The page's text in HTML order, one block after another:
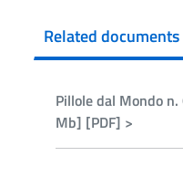
Related documents
Pillole dal Mondo
Mb] [PDF] >